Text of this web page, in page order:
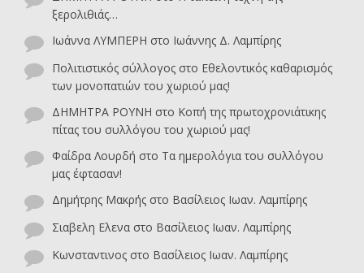
ξερολιθιάς…
Ιωάννα ΛΥΜΠΕΡΗ στο Ιωάννης Δ. Λαμπίρης
Πολιτιστικός σύλλογος στο Εθελοντικός καθαρισμός
των μονοπατιών του χωριού μας!
ΔΗΜΗΤΡΑ ΡΟΥΝΗ στο Κοπή της πρωτοχρονιάτικης
πίτας του συλλόγου του χωριού μας!
Φαίδρα Λουρδή στο Τα ημερολόγια του συλλόγου
μας έφτασαν!
Δημήτρης Μακρής στο Βασίλειος Ιωαν. Λαμπίρης
Σιαβελη Ελενα στο Βασίλειος Ιωαν. Λαμπίρης
Κωνσταντινος στο Βασίλειος Ιωαν. Λαμπίρης